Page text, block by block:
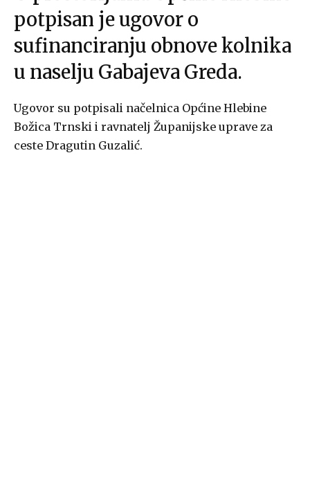
potpisan je ugovor o
sufinanciranju obnove kolnika
u naselju Gabajeva Greda.
Ugovor su potpisali načelnica Općine Hlebine
Božica Trnski i ravnatelj Županijske uprave za
ceste Dragutin Guzalić.